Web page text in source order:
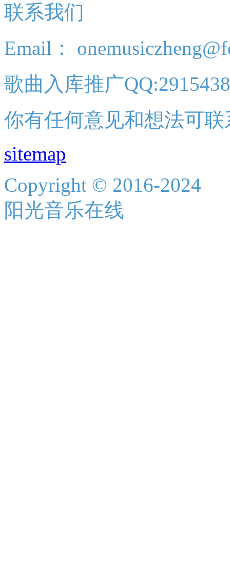
联系我们
Email：
歌曲入库推广
你有任何意见和想法可
sitemap
Copyright © 2016-2024
阳光音乐在线